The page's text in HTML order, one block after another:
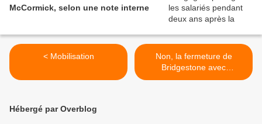
McCormick, selon une note interne
< Mobilisation
Non, la fermeture de
Bridgestone avec
indemnités n’est pas une
Hébergé par Overblog